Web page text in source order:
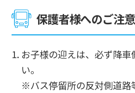
保護者様へのご注
お子様の迎えは、必ず降車
い。
※バス停留所の反対側道路
so
it
not